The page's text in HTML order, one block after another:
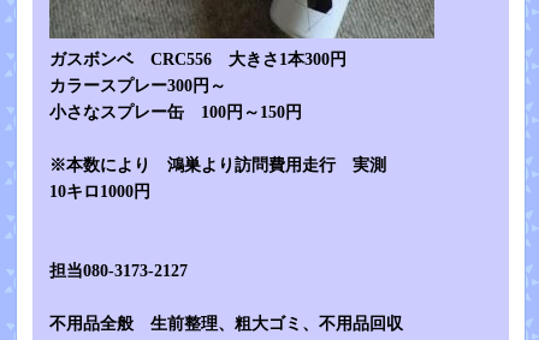
ガスボンベ CRC556 大きさ1本300円
カラースプレー300円～
小さなスプレー缶 100円～150円
※本数により 鴻巣より訪問費用走行 実測
10キロ1000円
担当080-3173-2127
不用品全般 生前整理、粗大ゴミ、不用品回収